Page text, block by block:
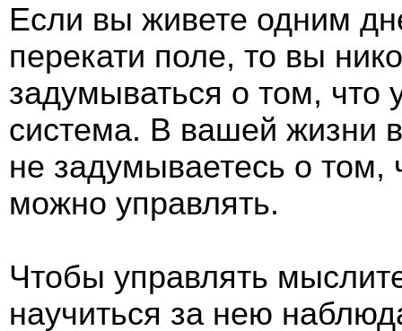
Если вы живете одним
перекати поле, то вы
задумываться о том, что
система. В вашей жизни
не задумываетесь о том,
можно управлять.
Чтобы управлять
научиться за нею